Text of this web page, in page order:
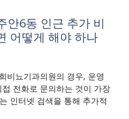
안6동 인근 추가 비
어떻게 해야 하나
비뇨기과의원의 경우, 운영
전화로 문의하는 것이 가장
인터넷 검색을 통해 추가적